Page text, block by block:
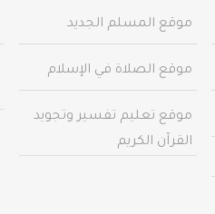
موقع المسلم الجديد
موقع الصلاة في الإسلام
موقع تعليم تفسير وتجويد
القرآن الكريم